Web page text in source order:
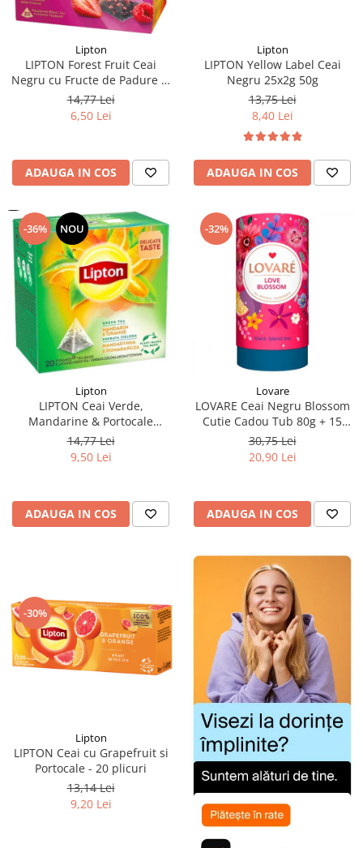
Lipton
LIPTON Forest Fruit Ceai
Negru cu Fructe de Padure si
Capsuni Piramide 20x2.1g
(TDV 30.08.2026)
14,77 Lei
6,50 Lei
ADAUGA IN COS
Lipton
LIPTON Yellow Label Ceai
Negru 25x2g 50g
13,75 Lei
8,40 Lei
ADAUGA IN COS
-36% NOU
Lipton
LIPTON Ceai Verde,
Mandarine & Portocale
Piramide 20x2.1g (30.09.2026)
14,77 Lei
9,50 Lei
ADAUGA IN COS
-32%
Lovare
LOVARE Ceai Negru Blossom
Cutie Cadou Tub 80g + 15
filtre de Ceai
30,75 Lei
20,90 Lei
ADAUGA IN COS
-30%
Lipton
LIPTON Ceai cu Grapefruit si
Portocale - 20 plicuri
13,14 Lei
9,20 Lei